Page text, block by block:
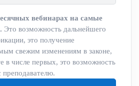
вебинарах на самые
Это возможность дальнейшего
это получение
свежим изменениям в законе,
в числе первых, это возможность
преподавателю.